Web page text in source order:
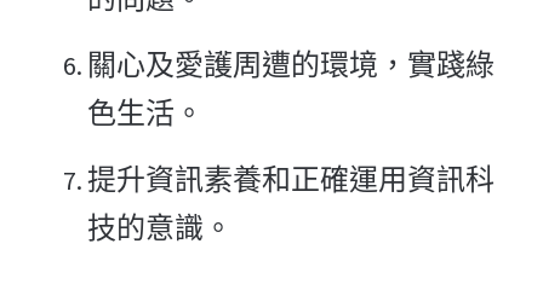
關心及愛護周遭的環境，實踐綠
色生活。
提升資訊素養和正確運用資訊科
技的意識。